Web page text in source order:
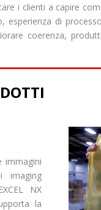
i clienti a capire
esperienza di
coerenza,
immagini
imaging
NX
la